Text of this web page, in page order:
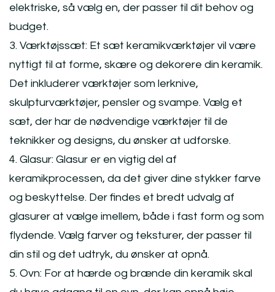
elektriske, så vælg en, der passer til dit behov og
budget.
3. Værktøjssæt: Et sæt keramikværktøjer vil være
nyttigt til at forme, skære og dekorere din keramik.
Det inkluderer værktøjer som lerknive,
skulpturværktøjer, pensler og svampe. Vælg et
sæt, der har de nødvendige værktøjer til de
teknikker og designs, du ønsker at udforske.
4. Glasur: Glasur er en vigtig del af
keramikprocessen, da det giver dine stykker farve
og beskyttelse. Der findes et bredt udvalg af
glasurer at vælge imellem, både i fast form og som
flydende. Vælg farver og teksturer, der passer til
din stil og det udtryk, du ønsker at opnå.
5. Ovn: For at hærde og brænde din keramik skal